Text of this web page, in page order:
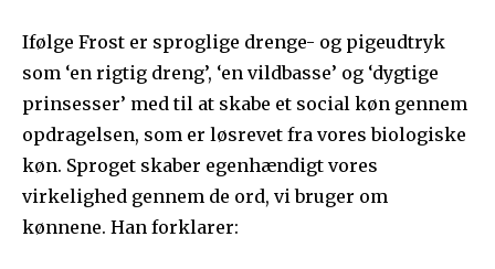
Ifølge Frost er sproglige drenge- og pigeudtryk
som ‘en rigtig dreng’, ‘en vildbasse’ og ‘dygtige
prinsesser’ med til at skabe et social køn gennem
opdragelsen, som er løsrevet fra vores biologiske
køn. Sproget skaber egenhændigt vores
virkelighed gennem de ord, vi bruger om
kønnene. Han forklarer: